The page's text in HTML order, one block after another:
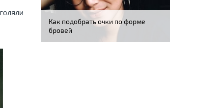
Как подобрать очки по форме
бровей